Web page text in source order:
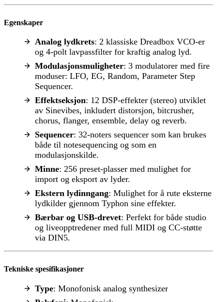
Egenskaper
Analog lydkrets: 2 klassiske Dreadbox VCO-er
og 4-polt lavpassfilter for kraftig analog lyd.
Modulasjonsmuligheter: 3 modulatorer med fire
moduser: LFO, EG, Random, Parameter Step
Sequencer.
Effektseksjon: 12 DSP-effekter (stereo) utviklet
av Sinevibes, inkludert distorsjon, bitcrusher,
chorus, flanger, ensemble, delay og reverb.
Sequencer: 32-noters sequencer som kan brukes
både til notesequencing og som en
modulasjonskilde.
Minne: 256 preset-plasser med mulighet for
import og eksport av lyder.
Ekstern lydinngang: Mulighet for å rute eksterne
lydkilder gjennom Typhon sine effekter.
Bærbar og USB-drevet: Perfekt for både studio
og liveopptredener med full MIDI og CC-støtte
via DIN5.
Tekniske spesifikasjoner
Type: Monofonisk analog synthesizer